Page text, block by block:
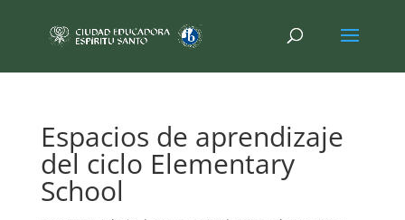
Espacios de aprendizaje
del ciclo Elementary
School